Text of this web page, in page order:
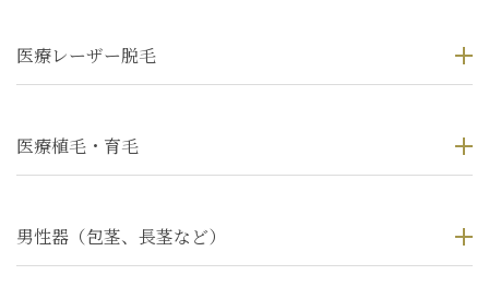
医療レーザー脱毛
医療植毛・育毛
男性器（包茎、長茎など）